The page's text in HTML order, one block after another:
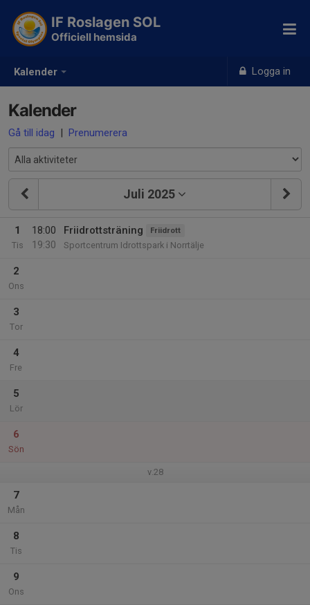
Kalender Logga in
IF Roslagen SOL
Officiell hemsida
Kalender
Gå till idag | Prenumerera
Juli 2025
1
Tis
18:00
19:30
Friidrottsträning Friidrott
Sportcentrum Idrottspark i Norrtälje
2
Ons
3
Tor
4
Fre
5
Lör
6
Sön
v.28
7
Mån
8
Tis
9
Ons